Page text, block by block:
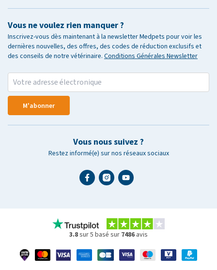
Vous ne voulez rien manquer ?
Inscrivez-vous dès maintenant à la newsletter Medpets pour voir les
dernières nouvelles, des offres, des codes de réduction exclusifs et
des conseils de notre vétérinaire. Conditions Générales Newsletter
M'abonner
Vous nous suivez ?
Restez informé(e) sur nos réseaux sociaux
3.8sur 5 basé sur 7486 avis